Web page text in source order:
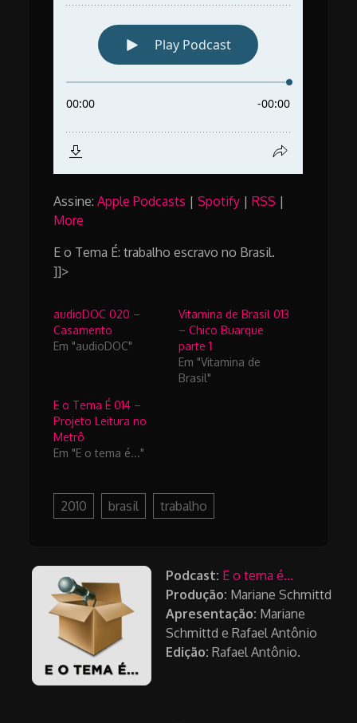
Assine:Apple Podcasts |Spotify |RSS |
More
E o Tema É: trabalho escravo no Brasil.
]]>
audioDOC 020 –
Casamento
Em "audioDOC"
Vitamina de Brasil 013
– Chico Buarque
parte 1
Em "Vitamina de
Brasil"
E o Tema É 014 –
Projeto Leitura no
Metrô
Em "E o tema é..."
2010 brasil trabalho
Podcast: E o tema é...
Produção: Mariane Schmittd
Apresentação: Mariane
Schmittd e Rafael Antônio
Edição:Rafael Antônio.